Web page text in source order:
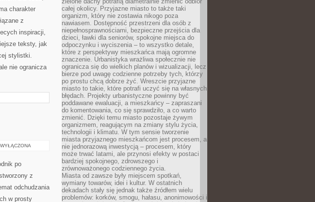
charakter
z
inspiracji,
teksty, jak
stylistki.
nie ogranicza
po
z
odchudzania
w prosty
całej okolicy. Przyjazne miasto to także taki
organizm, który nie zostawia nikogo poza
nawiasem. Dostępność przestrzeni dla osób z
niepełnosprawnościami, bezpieczne przejścia dla
dzieci, ławki dla seniorów, spokojne miejsca do
odpoczynku i wyciszenia – to wszystko detale,
które z perspektywy mieszkańca mają ogromne
znaczenie. Urbanistyka wrażliwa społecznie nie
ogranicza się do wielkich planów i wizualizacji, lecz
bierze pod uwagę codzienne potrzeby tych, którzy
po prostu chcą dobrze żyć. Wreszcie przyjazne
miasto to takie, które potrafi uczyć się na własnych
błędach. Projekty urbanistyczne powinny być
poddawane ewaluacji, a mieszkańcy – zapraszani
do komentowania, co się sprawdziło, a co warto
zmienić. Dzięki temu miasto pozostaje żywym
organizmem, reagującym na zmiany stylu życia,
technologii i klimatu. W tym sensie tworzenie
miasta przyjaznego mieszkańcom jest procesem, a
nie jednorazową inwestycją – procesem, który
może trwać latami, ale przynosi efekty w postaci
bardziej spokojnego, zdrowszego i
zrównoważonego codziennego życia.
Miasta od zawsze były miejscem spotkań,
wymiany towarów, idei i kultur. W ostatnich
dekadach stały się jednak także źródłem wielu
problemów: korków, smogu, hałasu, anonimowości i